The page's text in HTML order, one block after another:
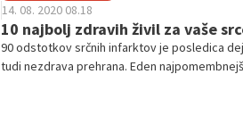
14. 08. 2020 08.18
10 najbolj zdravih živil za vaše
90 odstotkov srčnih infarktov je posledica
tudi nezdrava prehrana. Eden